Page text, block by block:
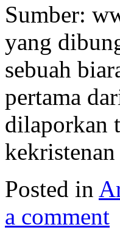
Sumber:
yang
sebuah
pertama
dilaporkan
Posted in
a comment